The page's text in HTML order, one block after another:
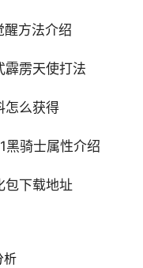
方法介绍
霹雳天使打法
怎么获得
黑骑士属性介绍
包下载地址
析